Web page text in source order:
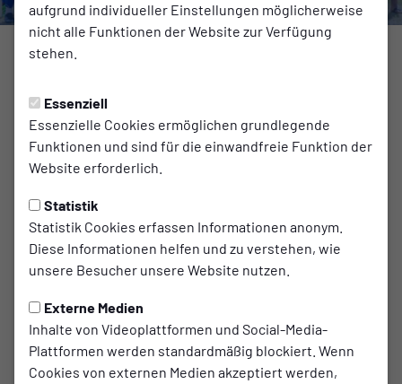
aufgrund individueller Einstellungen möglicherweise
nicht alle Funktionen der Website zur Verfügung
stehen.
Essenziell
Essenzielle Cookies ermöglichen grundlegende
Funktionen und sind für die einwandfreie Funktion der
Website erforderlich.
Statistik
Statistik Cookies erfassen Informationen anonym.
Diese Informationen helfen und zu verstehen, wie
unsere Besucher unsere Website nutzen.
Externe Medien
Inhalte von Videoplattformen und Social-Media-
Plattformen werden standardmäßig blockiert. Wenn
Cookies von externen Medien akzeptiert werden,
Wermelskirchen-Cup 2023
Am kommenden Samstag steht der
Es nehmen die Zweitvertretungen vom SSV Dhünn, TV
Dabringhausen, SSV Bergisch Born und unsere zweite
Mannschaft nehmen teil.
Spielmodus: 2 x 20 Minuten
Für das leibliche Wohl ist gesorgt.